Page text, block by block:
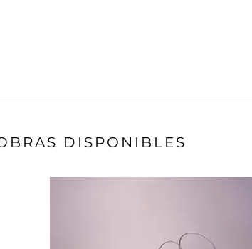
DISPONIBLES